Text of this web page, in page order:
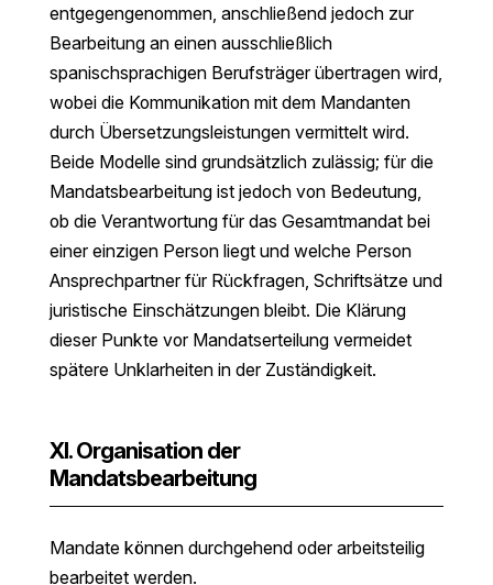
entgegengenommen, anschließend jedoch zur
Bearbeitung an einen ausschließlich
spanischsprachigen Berufsträger übertragen wird,
wobei die Kommunikation mit dem Mandanten
durch Übersetzungsleistungen vermittelt wird.
Beide Modelle sind grundsätzlich zulässig; für die
Mandatsbearbeitung ist jedoch von Bedeutung,
ob die Verantwortung für das Gesamtmandat bei
einer einzigen Person liegt und welche Person
Ansprechpartner für Rückfragen, Schriftsätze und
juristische Einschätzungen bleibt. Die Klärung
dieser Punkte vor Mandatserteilung vermeidet
spätere Unklarheiten in der Zuständigkeit.
XI. Organisation der
Mandatsbearbeitung
Mandate können durchgehend oder arbeitsteilig
bearbeitet werden.